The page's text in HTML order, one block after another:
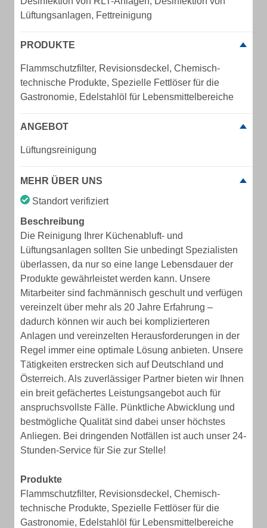
Lüftungsanlagen, Fettreinigung
PRODUKTE
Flammschutzfilter, Revisionsdeckel, Chemisch-
technische Produkte, Spezielle Fettlöser für die
Gastronomie, Edelstahlöl für Lebensmittelbereiche
ANGEBOT
Lüftungsreinigung
MEHR ÜBER UNS
Standort verifiziert
Beschreibung
Die Reinigung Ihrer Küchenabluft- und
Lüftungsanlagen sollten Sie unbedingt Spezialisten
überlassen, da nur so eine lange Lebensdauer der
Produkte gewährleistet werden kann. Unsere
Mitarbeiter sind fachmännisch geschult und verfügen
vereinzelt über mehr als 20 Jahre Erfahrung –
dadurch können wir auch bei komplizierteren
Anlagen und vereinzelten Herausforderungen in der
Regel immer eine optimale Lösung anbieten. Unsere
Tätigkeiten erstrecken sich auf Deutschland und
Österreich. Als zuverlässiger Partner bieten wir Ihnen
ein breit gefächertes Leistungsangebot auch für
anspruchsvollste Fälle. Pünktliche Abwicklung und
bestmögliche Qualität sind dabei unser höchstes
Anliegen. Bei dringenden Notfällen ist auch unser 24-
Stunden-Service für Sie zur Stelle!
Produkte
Flammschutzfilter, Revisionsdeckel, Chemisch-
technische Produkte, Spezielle Fettlöser für die
Gastronomie, Edelstahlöl für Lebensmittelbereiche